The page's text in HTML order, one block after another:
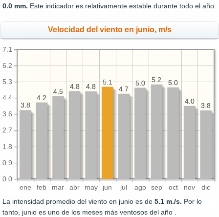
0.0 mm. Este indicador es relativamente estable durante todo el año.
Velocidad del viento en junio, m/s
ene feb mar abr may jun jul ago sep oct nov dic
0.0
0.9
1.8
2.7
3.6
4.4
5.3
6.2
7.1
3.8
4.0
5.0
5.2
5.0
4.7
4.8
4.8
4.5
4.2
3.8
3.8
4.0
5.0
5.2
5.0
4.7
5.1
4.8
4.8
4.5
4.2
3.8
La intensidad promedio del viento en junio es de 5.1 m./s. Por lo
tanto, junio es uno de los meses más ventosos del año .